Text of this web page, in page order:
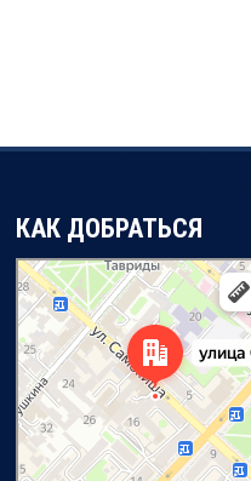
КАК ДОБРАТЬСЯ
Симферополь
Улица Самокиша, 14А — Яндекс Карты